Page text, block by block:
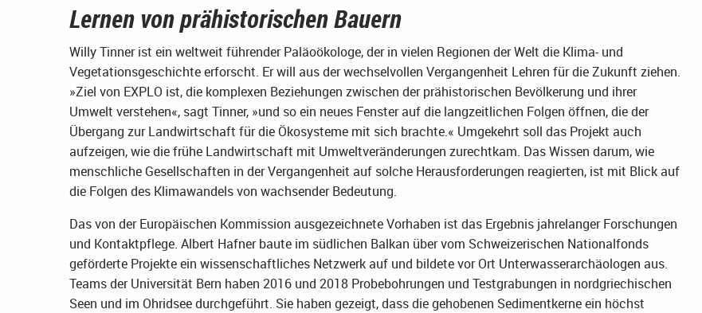
Lernen von prähistorischen Bauern
Willy Tinner ist ein weltweit führender Paläoökologe, der in vielen Regionen der Welt die Klima- und
Vegetationsgeschichte erforscht. Er will aus der wechselvollen Vergangenheit Lehren für die Zukunft ziehen.
»Ziel von EXPLO ist, die komplexen Beziehungen zwischen der prähistorischen Bevölkerung und ihrer
Umwelt verstehen«, sagt Tinner, »und so ein neues Fenster auf die langzeitlichen Folgen öffnen, die der
Übergang zur Landwirtschaft für die Ökosysteme mit sich brachte.« Umgekehrt soll das Projekt auch
aufzeigen, wie die frühe Landwirtschaft mit Umweltveränderungen zurechtkam. Das Wissen darum, wie
menschliche Gesellschaften in der Vergangenheit auf solche Herausforderungen reagierten, ist mit Blick auf
die Folgen des Klimawandels von wachsender Bedeutung.
Das von der Europäischen Kommission ausgezeichnete Vorhaben ist das Ergebnis jahrelanger Forschungen
und Kontaktpflege. Albert Hafner baute im südlichen Balkan über vom Schweizerischen Nationalfonds
geförderte Projekte ein wissenschaftliches Netzwerk auf und bildete vor Ort Unterwasserarchäologen aus.
Teams der Universität Bern haben 2016 und 2018 Probebohrungen und Testgrabungen in nordgriechischen
Seen und im Ohridsee durchgeführt. Sie haben gezeigt, dass die gehobenen Sedimentkerne ein höchst